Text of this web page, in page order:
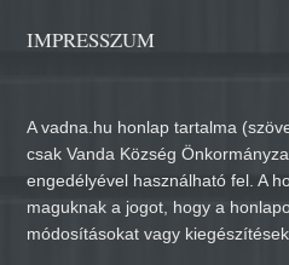
IMPRESSZUM
A vadna.hu honlap tartalma
csak Vanda Község
engedélyével használható fel. A
maguknak a jogot, hogy a
módosításokat vagy